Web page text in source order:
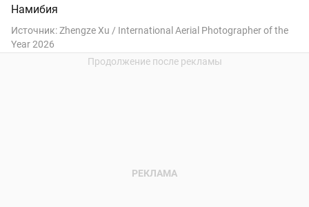
Намибия
Источник:Zhengze Xu / International Aerial Photographer of the
Year 2026